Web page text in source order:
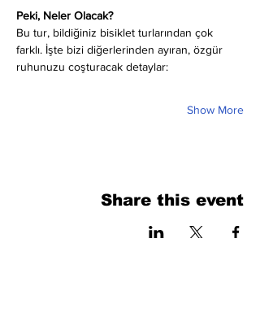
Peki, Neler Olacak?
Bu tur, bildiğiniz bisiklet turlarından çok
farklı. İşte bizi diğerlerinden ayıran, özgür
ruhunuzu coşturacak detaylar:
Show More
Share this event